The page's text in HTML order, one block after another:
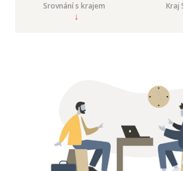
Srovnání s krajem Kraj